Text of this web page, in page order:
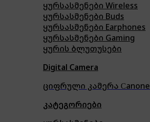
ყურსასმენები Wireless
ყურსასმენები Buds
ყურსასმენები Earphones
ყურსასმენები Gaming
ყურის ბლუთუსები
Digital Camera
ციფრული კამერა Сanone
კატეგორიები